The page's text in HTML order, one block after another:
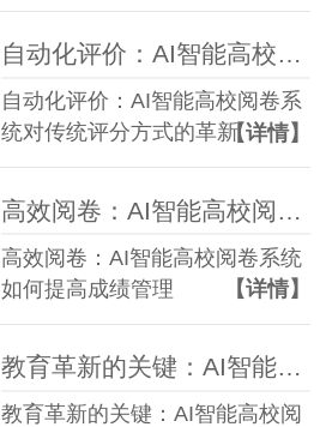
自动化评价：AI智能高校阅卷系统对传统评分方式的革新
自动化评价：AI智能高校阅卷系
统对传统评分方式的革新【详情】
高效阅卷：AI智能高校阅卷系统如何提高成绩管理
高效阅卷：AI智能高校阅卷系统
如何提高成绩管理
【详情】
教育革新的关键：AI智能高校阅卷系统的突破
教育革新的关键：AI智能高校阅